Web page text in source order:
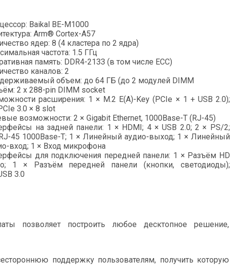
Baikal BE-M1000
Arm® Cortex-A57
ядер: 8 (4 кластера по 2 ядра)
частота: 1.5 ГГц
память: DDR4-2133 (в том числе ЕСС)
каналов: 2
объем: до 64 ГБ (до 2 модулей DIMM
2 x 288-pin DIMM socket
расширения: 1 × M.2 E(A)-Key (PCIe × 1 + USB 2.0);
3.0 × 8 slot
возможности: 2 × Gigabit Ethernet, 1000Base-T (RJ-45)
на задней панели: 1 × HDMI; 4 × USB 2.0; 2 × PS/2;
45 1000Base-T; 1 × Линейный аудио-выход; 1 × Линейный
вход; 1 × Вход микрофона
для подключения передней панели: 1 × Разъём HD
1 × Разъём передней панели (кнопки, светодиоды);
3.0
позволяет построить любое десктопное решение,
поддержку пользователям, получить которую